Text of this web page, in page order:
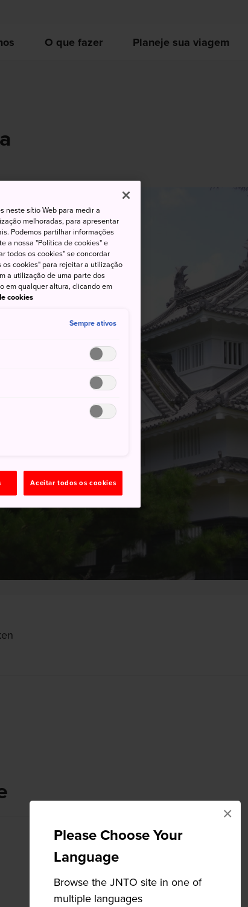
Please Choose Your
Language
Browse the JNTO site in one of
multiple languages
×
O que fazer Planeje sua viagem
neste sítio Web para medir a
melhoradas, para apresentar
Podemos partilhar informações
a nossa "Política de cookies" e
todos os cookies" se concordar
cookies" para rejeitar a utilização
a utilização de uma parte dos
em qualquer altura, clicando em
cookies
Sempre ativos
Aceitar todos os cookies